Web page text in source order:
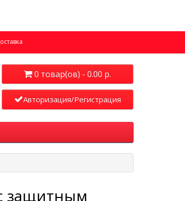
0 товар(ов) - 0.00 р.
Авторизация/Регистрация
защитным